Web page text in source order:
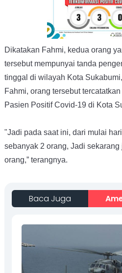
Dikatakan Fahmi, kedua orang
tersebut mempunyai tanda
tinggal di wilayah Kota
Fahmi, orang tersebut
Pasien Positif Covid-19 di Kota
"Jadi pada saat ini, dari mulai
sebanyak 2 orang, Jadi
orang,” terangnya.
Baca Juga